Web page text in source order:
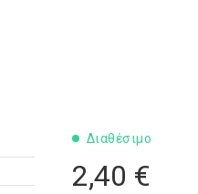
Διαθέσιμο
2,40 €